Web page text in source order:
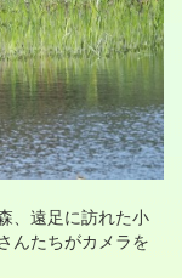
、遠足に訪れた小
んたちがカメラを